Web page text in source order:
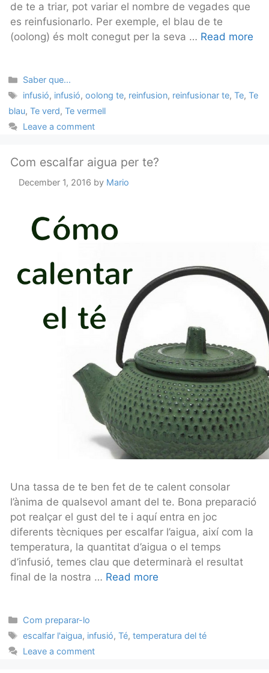
de te a triar, pot variar el nombre de vegades que
es reinfusionarlo. Per exemple, el blau de te
(oolong) és molt conegut per la seva … Read more
Categories
Saber que...
Tags
infusió, infusió, oolong te, reinfusion, reinfusionar te, Te, Te
blau,Te verd,Te vermell
Leave a comment
Com escalfar aigua per te?
December 1, 2016 by Mario
Una tassa de te ben fet de te calent consolar
l’ànima de qualsevol amant del te. Bona preparació
pot realçar el gust del te i aquí entra en joc
diferents tècniques per escalfar l’aigua, així com la
temperatura, la quantitat d’aigua o el temps
d’infusió, temes clau que determinarà el resultat
final de la nostra … Read more
Categories
Com preparar-lo
Tags
escalfar l'aigua, infusió, Té, temperatura del té
Leave a comment